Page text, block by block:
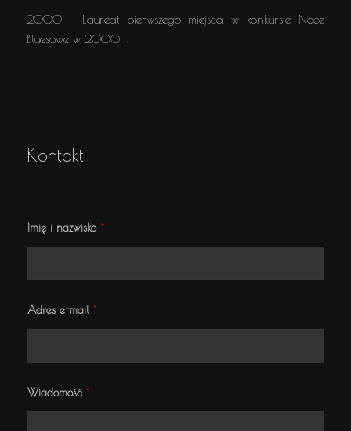
2000 – Laureat pierwszego miejsca w konkursie Noce
Bluesowe w 2000 r.
Kontakt
Imię i nazwisko *
Adres e-mail *
iWiadomość *